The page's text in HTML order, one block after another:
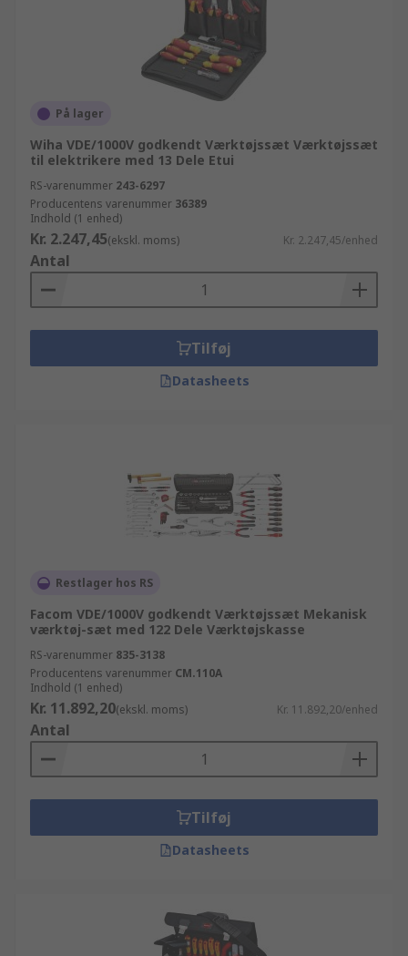
På lager
Wiha VDE/1000V godkendt Værktøjssæt Værktøjssæt
til elektrikere med 13 Dele Etui
RS-varenummer 243-6297
Producentens varenummer 36389
Indhold (1 enhed)
Kr. 2.247,45(ekskl. moms) Kr. 2.247,45/enhed
Antal
Tilføj
Datasheets
Restlager hos RS
Facom VDE/1000V godkendt Værktøjssæt Mekanisk
værktøj-sæt med 122 Dele Værktøjskasse
RS-varenummer 835-3138
Producentens varenummer CM.110A
Indhold (1 enhed)
Kr. 11.892,20(ekskl. moms) Kr. 11.892,20/enhed
Antal
Tilføj
Datasheets